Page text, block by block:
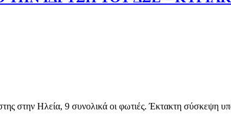
στην Ηλεία, 9 συνολικά οι φωτιές. Έκτακτη σύσκεψη